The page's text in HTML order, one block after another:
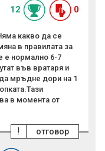
12 0
какво да се
в правилата за
е нормално 6-7
във вратаря и
мръдне дори на 1
в момента от
отговор
!